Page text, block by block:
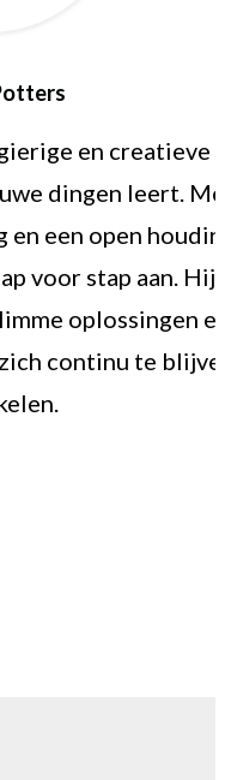
en creatieve
dingen leert.
een open
voor stap aan. Hij
oplossingen
continu te